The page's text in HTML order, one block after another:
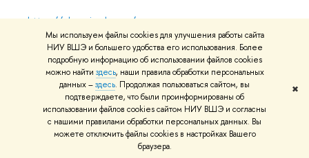
Мы используем файлы cookies для улучшения работы сайта
НИУ ВШЭ и большего удобства его использования. Более
подробную информацию об использовании файлов cookies
можно найти здесь, наши правила обработки персональных
данных –здесь. Продолжая пользоваться сайтом, вы
подтверждаете, что были проинформированы об
использовании файлов cookies сайтом НИУ ВШЭ и согласны
с нашими правилами обработки персональных данных. Вы
можете отключить файлы cookies в настройках Вашего
браузера.
✖
https://elearning.hse.ru/mooc
Массовые открытые онлайн-курсы
© НИУ ВШЭ 1993–2026 Адреса и контактыУсловия
использования материаловПолитика конфиденциальности
Карта сайта
Редактору